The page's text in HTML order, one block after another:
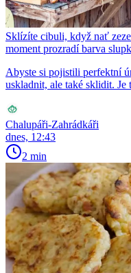
Sklízíte cibuli, když nať
moment prozradí barva
Abyste si pojistili perfektní
uskladnit, ale také sklidit. Je
Chalupáři-Zahrádkáři
dnes, 12:43
2 min